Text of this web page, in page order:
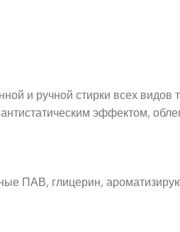
и ручной стирки всех
эффектом,
ПАВ, глицерин,